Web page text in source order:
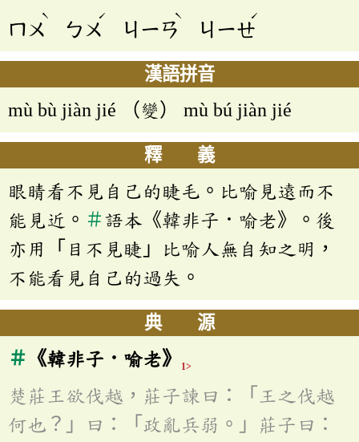
ㄇㄨ
ˋ
ㄅㄨ
ˊ
ㄐㄧㄢ
ˋ
ㄐㄧㄝ
ˊ
漢語拼音
mù bù jiàn jié （變） mù bú jiàn jié
釋 義
眼睛看不見自己的睫毛。比喻見遠而不
能見近。 ＃語本《韓非子．喻老》。後
亦用「目不見睫」比喻人無自知之明，
不能看見自己的過失。
典 源
＃ 《韓非子．喻老》 1>
楚莊王欲伐越，莊子諫曰：「王之伐越
何也？」曰：「政亂兵弱。」莊子曰：